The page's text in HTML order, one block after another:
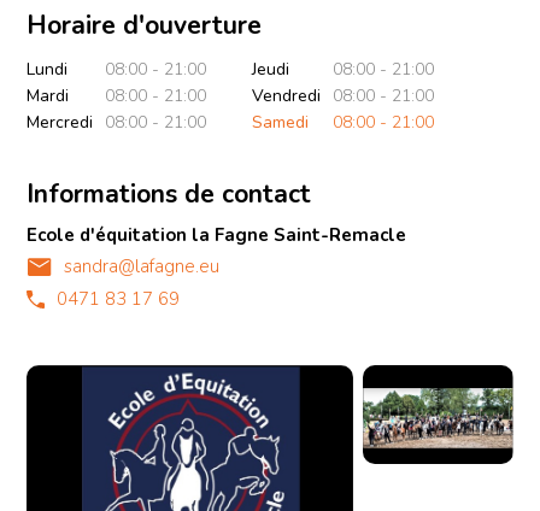
Horaire d'ouverture
Lundi
08:00 - 21:00
Mardi
08:00 - 21:00
Mercredi
08:00 - 21:00
Jeudi
08:00 - 21:00
Vendredi
08:00 - 21:00
Samedi
08:00 - 21:00
Informations de contact
Ecole d'équitation la Fagne Saint-Remacle
sandra@lafagne.eu
0471 83 17 69